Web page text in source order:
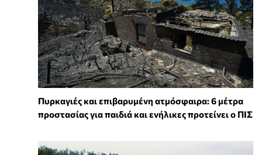
Πυρκαγιές και επιβαρυμένη ατμόσφαιρα: 6 μέτρα
προστασίας για παιδιά και ενήλικες προτείνει ο ΠΙΣ